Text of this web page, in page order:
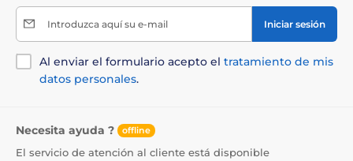
Introduzca aquí su e-mail Iniciar sesión
Al enviar el formulario acepto el tratamiento de mis
datos personales.
Necesita ayuda ? offline
El servicio de atención al cliente está disponible